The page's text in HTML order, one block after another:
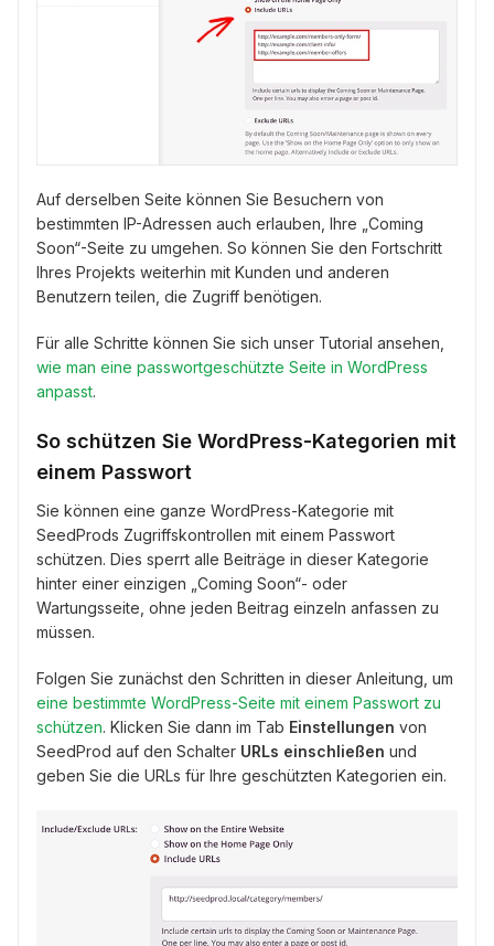
Auf derselben Seite können Sie Besuchern von
bestimmten IP-Adressen auch erlauben, Ihre „Coming
Soon“-Seite zu umgehen. So können Sie den Fortschritt
Ihres Projekts weiterhin mit Kunden und anderen
Benutzern teilen, die Zugriff benötigen.
Für alle Schritte können Sie sich unser Tutorial ansehen,
wie man eine passwortgeschützte Seite in WordPress
anpasst.
So schützen Sie WordPress-Kategorien mit
einem Passwort
Sie können eine ganze WordPress-Kategorie mit
SeedProds Zugriffskontrollen mit einem Passwort
schützen. Dies sperrt alle Beiträge in dieser Kategorie
hinter einer einzigen „Coming Soon“- oder
Wartungsseite, ohne jeden Beitrag einzeln anfassen zu
müssen.
Folgen Sie zunächst den Schritten in dieser Anleitung, um
eine bestimmte WordPress-Seite mit einem Passwort zu
schützen. Klicken Sie dann im Tab Einstellungen von
SeedProd auf den Schalter URLs einschließen und
geben Sie die URLs für Ihre geschützten Kategorien ein.